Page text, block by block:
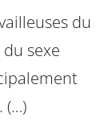
du
sexe
(…)